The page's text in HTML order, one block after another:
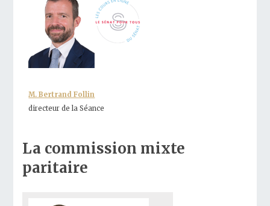
M. Bertrand Follin
directeur de la Séance
La commission mixte
paritaire